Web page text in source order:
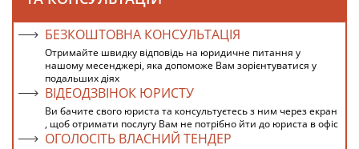
БЕЗКОШТОВНА КОНСУЛЬТАЦІЯ
Отримайте швидку відповідь на юридичне питання у
нашому месенджері, яка допоможе Вам зорієнтуватися у
подальших діях
ВІДЕОДЗВІНОК ЮРИСТУ
Ви бачите свого юриста та консультуєтесь з ним через екран
, щоб отримати послугу Вам не потрібно йти до юриста в офіс
ОГОЛОСІТЬ ВЛАСНИЙ ТЕНДЕР